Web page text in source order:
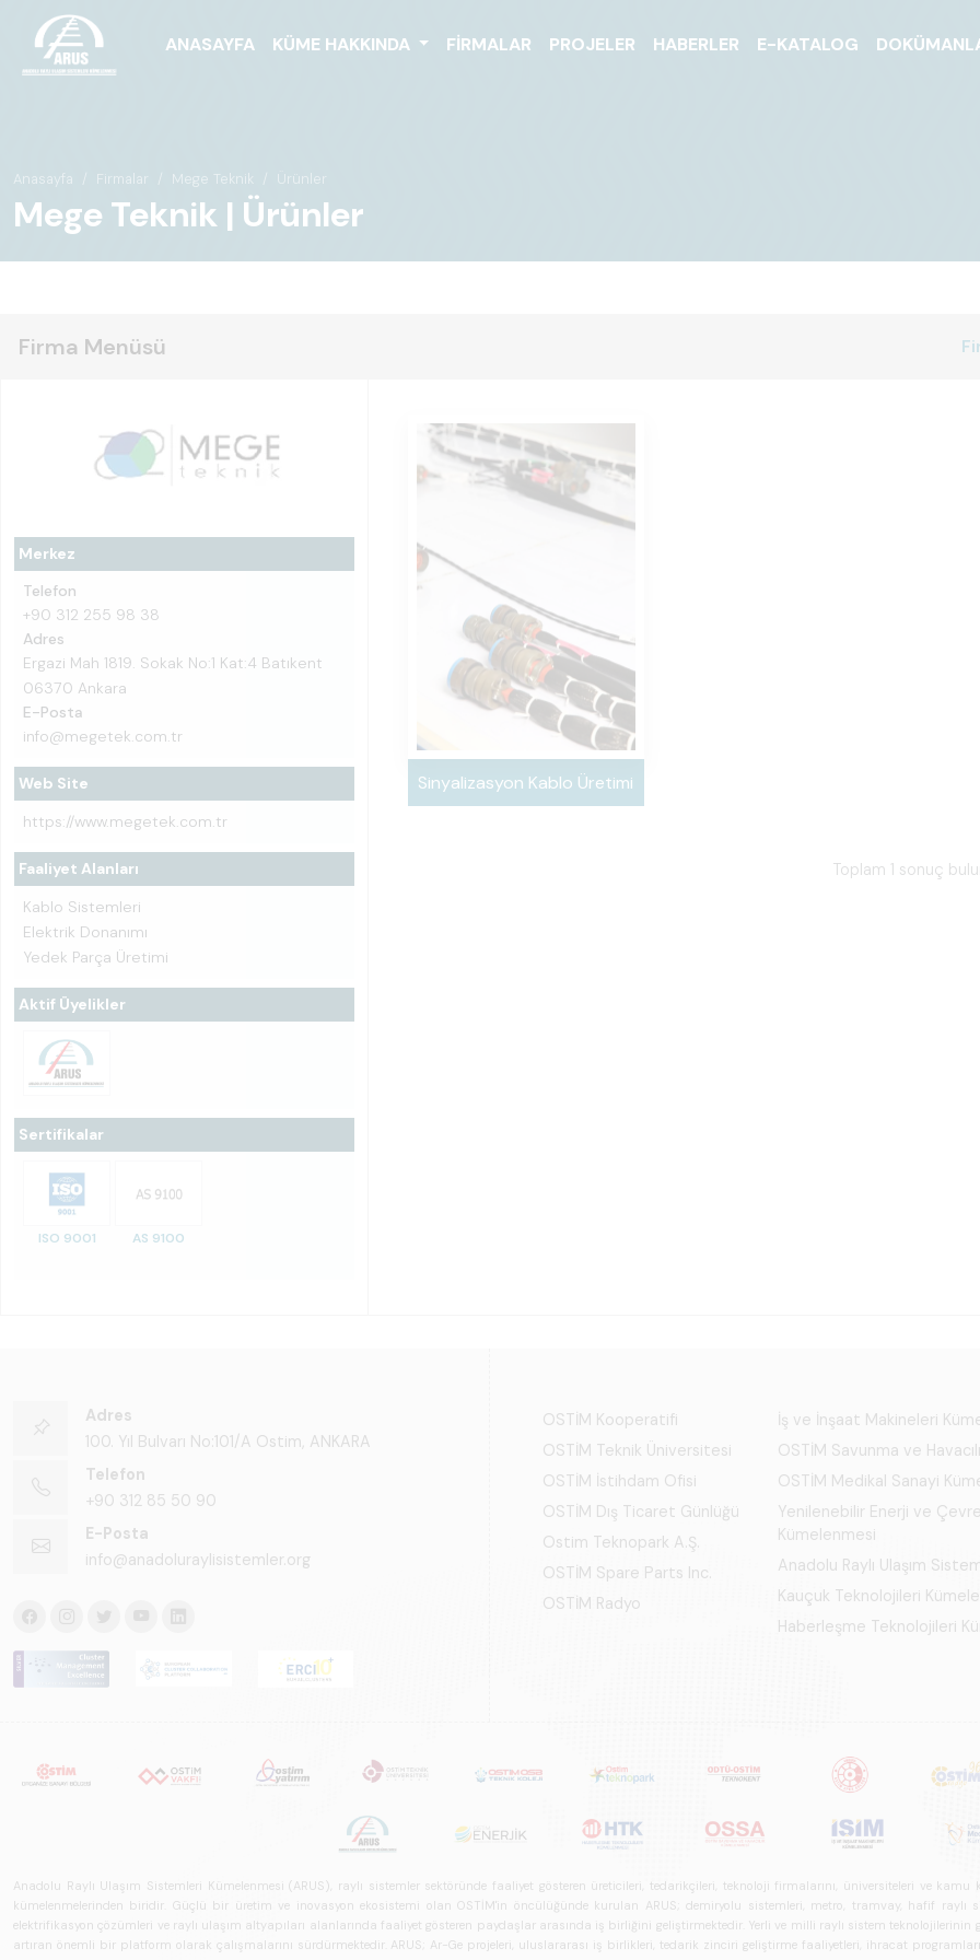
ANASAYFA KÜME HAKKINDA FIRMALAR PROJELER HABERLER E-KATALOG
Anasayfa Firmalar Mege Teknik Ürünler
Mege Teknik | Ürünler
Firma Menüsü
Merkez
Telefon
+90 312 255 98 38
Adres
Ergazi Mah 1819. Sokak No:1 Kat:4 Batıkent
06370 Ankara
E-Posta
info@megetek.com.tr
Web Site
https://www.megetek.com.tr
Faaliyet Alanları
Kablo Sistemleri
Elektrik Donanımı
Yedek Parça Üretimi
Aktif Üyelikler
Sertifikalar
ISO 9001 AS 9100
Sinyalizasyon Kablo Üretimi
Toplam 1 sonuç
Adres
100. Yıl Bulvarı No:101/A Ostim, ANKARA
Telefon
+90 312 85 50 90
E-Posta
info@anadoluraylisistemler.org
OSTİM Kooperatifi
OSTİM Teknik Üniversitesi
OSTİM İstihdam Ofisi
OSTİM Dış Ticaret Günlüğü
Ostim Teknopark A.Ş.
OSTİM Spare Parts Inc.
OSTİM Radyo
İş ve İnşaat Makineleri
OSTİM Savunma ve
OSTİM Medikal Sanayi
Yenilenebilir Enerji ve
Kümelenmesi
Anadolu Raylı Ulaşım
Kauçuk Teknolojileri
Haberleşme Teknolojileri
Anadolu Raylı Ulaşım Sistemleri Kümelenmesi (ARUS), raylı sistemler sektöründe faaliyet gösteren üreticileri, tedarikçileri, teknoloji firmalarını, üniversiteleri ve
kümelenmelerinden biridir. Güçlü bir üretim ve inovasyon ekosistemi olan OSTİM'in öncülüğünde kurulan ARUS; demiryolu sistemleri, metro, tramvay, hafif raylı
elektrifikasyon çözümleri ve raylı ulaşım altyapıları alanlarında faaliyet gösteren paydaşlar arasında iş birliğini geliştirmektedir. Yerli ve milli raylı sistem
artıran önemli bir platform olarak çalışmalarını sürdürmektedir. ARUS; Ar-Ge projeleri, uluslararası iş birlikleri, tedarik zinciri geliştirme faaliyetleri, ihracat